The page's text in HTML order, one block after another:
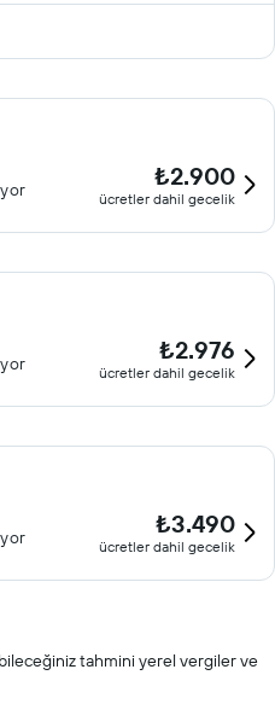
₺2.900
ücretler dahil gecelik
₺2.976
ücretler dahil gecelik
₺3.490
ücretler dahil gecelik
tahmini yerel vergiler ve